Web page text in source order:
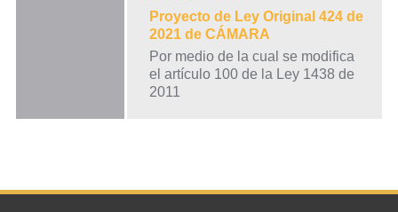
Proyecto de Ley Original 424 de
2021 de CÁMARA
Por medio de la cual se modifica
el artículo 100 de la Ley 1438 de
2011